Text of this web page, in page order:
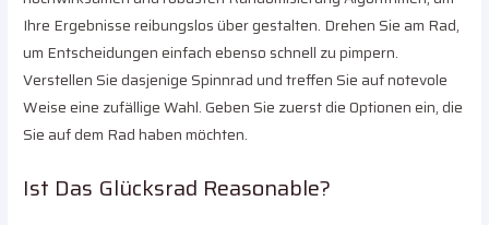
Ihre Ergebnisse reibungslos über gestalten. Drehen Sie am Rad,
um Entscheidungen einfach ebenso schnell zu pimpern.
Verstellen Sie dasjenige Spinnrad und treffen Sie auf notevole
Weise eine zufällige Wahl. Geben Sie zuerst die Optionen ein, die
Sie auf dem Rad haben möchten.
Ist Das Glücksrad Reasonable?